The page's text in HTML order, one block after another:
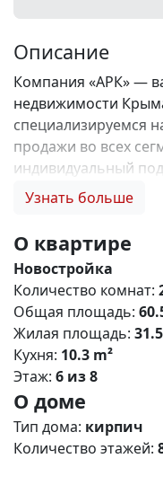
Описание
Компания «АРК» —
недвижимости
специализируемся
продажи во всех
индивидуальный
объектов и
нас, Вы получаете:
ипотеки бесплатно;
цене застройщика +
Экспертное мнение
интересы — наш
поддержку на всех
ключей; 5.
нами и выбери свой
«Зелёный квартал»
концепция
жилой комплекс
Узнать больше
О квартире
Новостройка
Количество комнат:
Общая площадь:
Жилая площадь:
Кухня: 10.3 m²
Этаж: 6 из 8
О доме
Тип дома: кирпич
Количество этажей: